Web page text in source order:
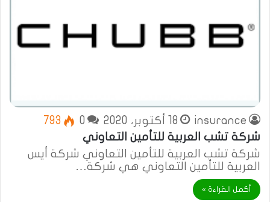
insurance 18 أكتوبر، 2020 0
793
شركة تشب العربية للتأمين التعاوني
شركة تشب العربية للتأمين التعاوني شركة أيس
العربية للتأمين التعاوني هي شركة…
أكمل القراءة »